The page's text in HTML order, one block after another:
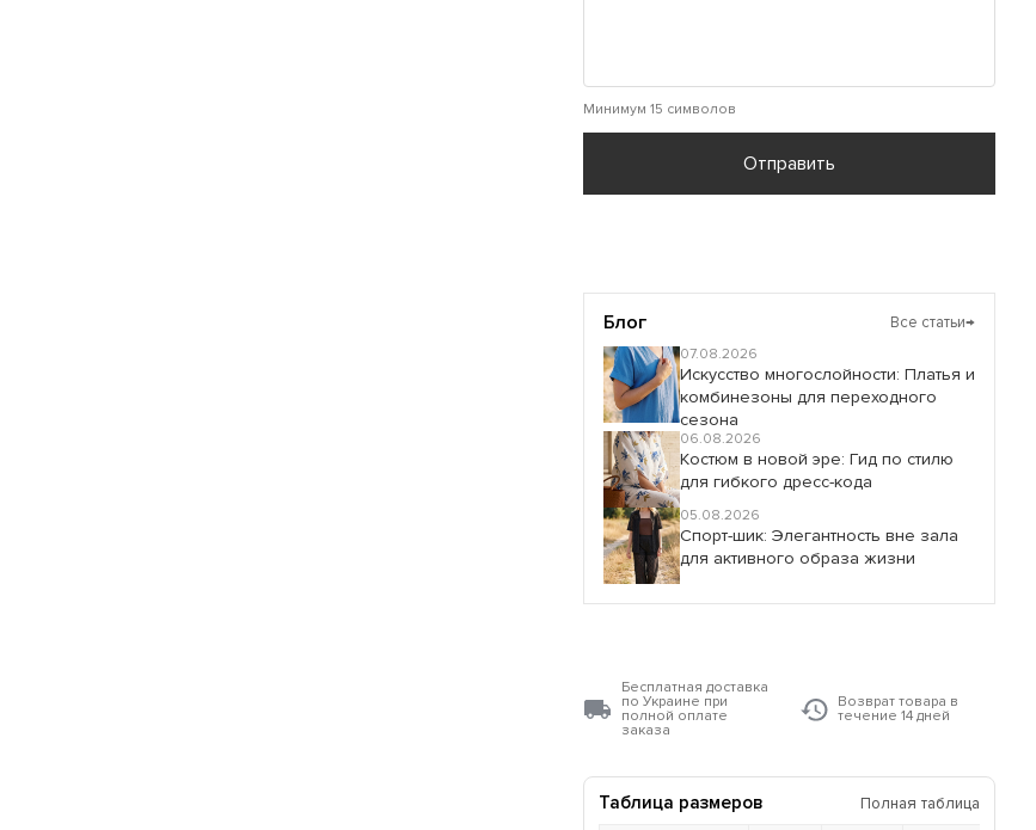
Минимум 15 символов
Отправить
Блог Все статьи→
07.08.2026
Искусство многослойности: Платья и
комбинезоны для переходного
сезона
06.08.2026
Костюм в новой эре: Гид по стилю
для гибкого дресс-кода
05.08.2026
Спорт-шик: Элегантность вне зала
для активного образа жизни
Бесплатная доставка
по Украине при
полной оплате
заказа
Возврат товара в
течение 14 дней
Таблица размеров Полная таблица